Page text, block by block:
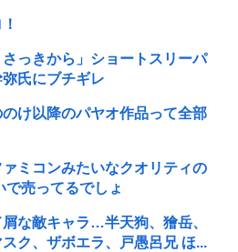
さっきから」ショートスリーパ
氏にブチギレ
け以降のパヤオ作品って全部
ミコンみたいなクオリティの
売ってるでしょ
な敵キャラ…半天狗、獪岳、
ク、ザボエラ、戸愚呂兄 ほ...